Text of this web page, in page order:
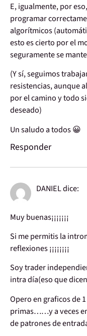
E, igualmente, por
programar
algorítmicos
esto es cierto por el
seguramente se
(Y sí, seguimos
resistencias, aunque
por el camino y todo
deseado)
Un saludo a todos 😀
Responder
DANIELdice:
Muy buenas¡¡¡¡¡¡¡
Si me permitis la
reflexiones ¡¡¡¡¡¡¡¡
Soy trader
intra día(eso que
Opero en graficos de
primas……y a veces
de patrones de